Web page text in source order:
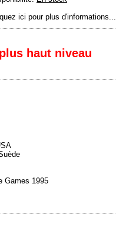
ici pour plus d'informations...
haut niveau
Games 1995